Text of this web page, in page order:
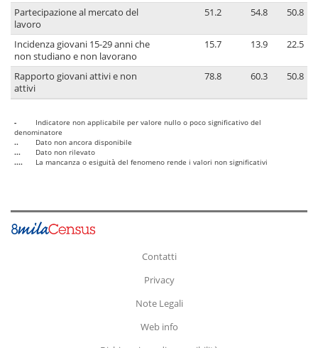
Partecipazione al mercato del
lavoro
51.2 54.8 50.8
Incidenza giovani 15-29 anni che
non studiano e non lavorano
15.7 13.9 22.5
Rapporto giovani attivi e non
attivi
78.8 60.3 50.8
-
Indicatore non applicabile per valore nullo o poco significativo del
denominatore
..
Dato non ancora disponibile
...
Dato non rilevato
....
La mancanza o esiguità del fenomeno rende i valori non significativi
Contatti
Privacy
Note Legali
Web info